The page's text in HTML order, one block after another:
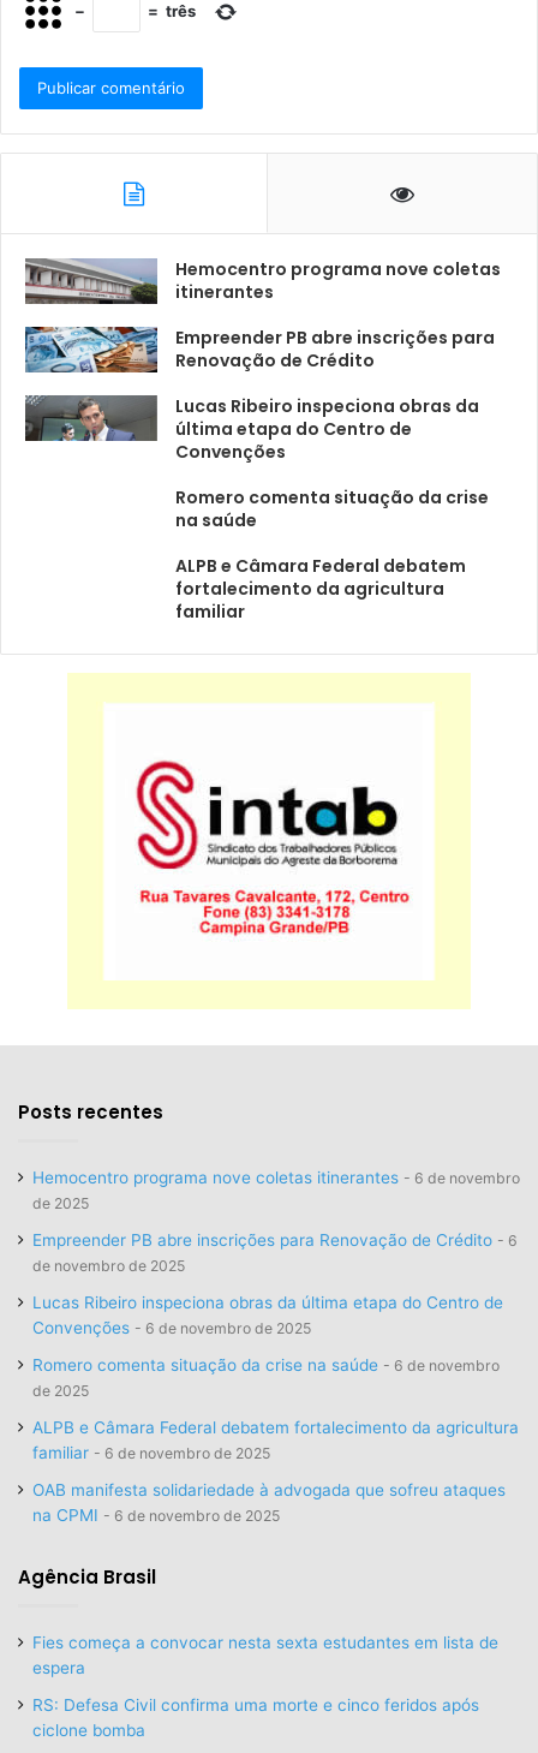
− = três
Hemocentro programa nove coletas
itinerantes
Empreender PB abre inscrições para
Renovação de Crédito
Lucas Ribeiro inspeciona obras da
última etapa do Centro de
Convenções
Romero comenta situação da crise
na saúde
ALPB e Câmara Federal debatem
fortalecimento da agricultura
familiar
Posts recentes
Hemocentro programa nove coletas itinerantes
6 de novembro
de 2025
Empreender PB abre inscrições para Renovação de Crédito
6
de novembro de 2025
Lucas Ribeiro inspeciona obras da última etapa do Centro de
Convenções
6 de novembro de 2025
Romero comenta situação da crise na saúde
6 de novembro
de 2025
ALPB e Câmara Federal debatem fortalecimento da agricultura
familiar
6 de novembro de 2025
OAB manifesta solidariedade à advogada que sofreu ataques
na CPMI
6 de novembro de 2025
Agência Brasil
Fies começa a convocar nesta sexta estudantes em lista de
espera
RS: Defesa Civil confirma uma morte e cinco feridos após
ciclone bomba